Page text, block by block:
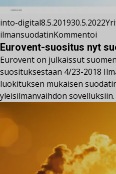
into-digital8.5.201930.5.2022
ilmansuodatinKommentoi
Eurovent-suositus nyt
Eurovent on julkaissut
suosituksestaan 4/23-2018
luokituksen mukaisen
yleisilmanvaihdon sovelluksiin.